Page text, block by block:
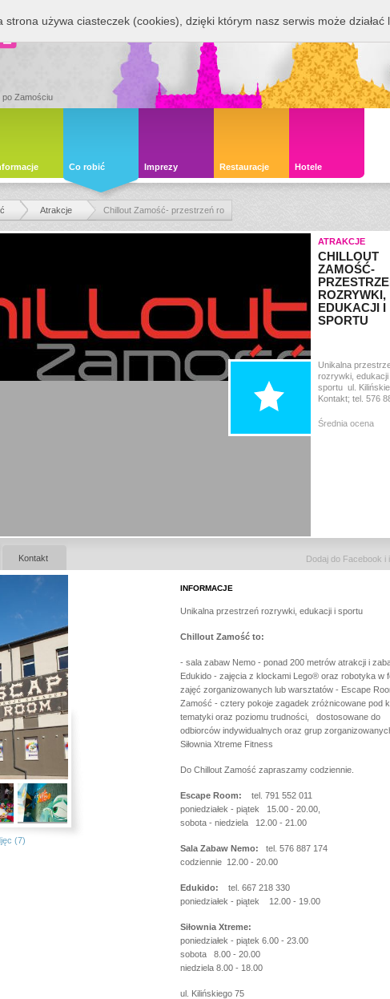
po Zamościu
Co robić Imprezy Restauracje Hotele
Atrakcje Chillout Zamość- przestrzeń ro
ATRAKCJE
CHILLOUT
ZAMOŚĆ-
ROZRYWKI,
EDUKACJI I
SPORTU
Unikalna
rozrywki, edukacji
sportu ul.
Kontakt; tel. 576
Średnia ocena
Kontakt Dodaj do Facebook i
(7)
INFORMACJE
Unikalna przestrzeń rozrywki, edukacji i sportu
Chillout Zamość to:
- sala zabaw Nemo - ponad 200 metrów atrakcji i
Edukido - zajęcia z klockami Lego® oraz robotyka w
zajęć zorganizowanych lub warsztatów - Escape
Zamość - cztery pokoje zagadek zróżnicowane pod
tematyki oraz poziomu trudności, dostosowane do
odbiorców indywidualnych oraz grup
Siłownia Xtreme Fitness
Do Chillout Zamość zapraszamy codziennie.
Escape Room: tel. 791 552 011
poniedziałek - piątek 15.00 - 20.00,
sobota - niedziela 12.00 - 21.00
Sala Zabaw Nemo: tel. 576 887 174
codziennie 12.00 - 20.00
Edukido: tel. 667 218 330
poniedziałek - piątek 12.00 - 19.00
Siłownia Xtreme:
poniedziałek - piątek 6.00 - 23.00
sobota 8.00 - 20.00
niedziela 8.00 - 18.00
ul. Kilińskiego 75
strona używa ciasteczek (cookies), dzięki którym nasz serwis może działać